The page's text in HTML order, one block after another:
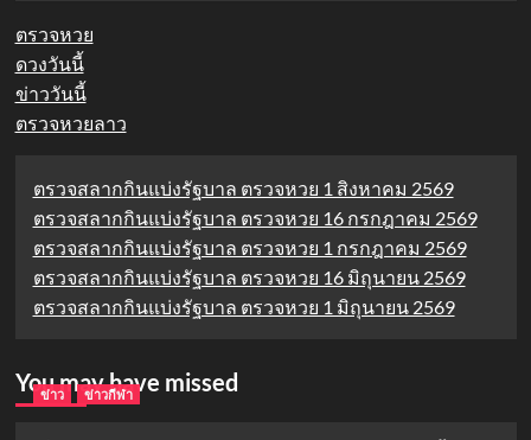
ตรวจหวย
ดวงวันนี้
ข่าววันนี้
ตรวจหวยลาว
ตรวจสลากกินแบ่งรัฐบาล ตรวจหวย 1 สิงหาคม 2569
ตรวจสลากกินแบ่งรัฐบาล ตรวจหวย 16 กรกฎาคม 2569
ตรวจสลากกินแบ่งรัฐบาล ตรวจหวย 1 กรกฎาคม 2569
ตรวจสลากกินแบ่งรัฐบาล ตรวจหวย 16 มิถุนายน 2569
ตรวจสลากกินแบ่งรัฐบาล ตรวจหวย 1 มิถุนายน 2569
You may have missed
ข่าว ข่าวกีฬา